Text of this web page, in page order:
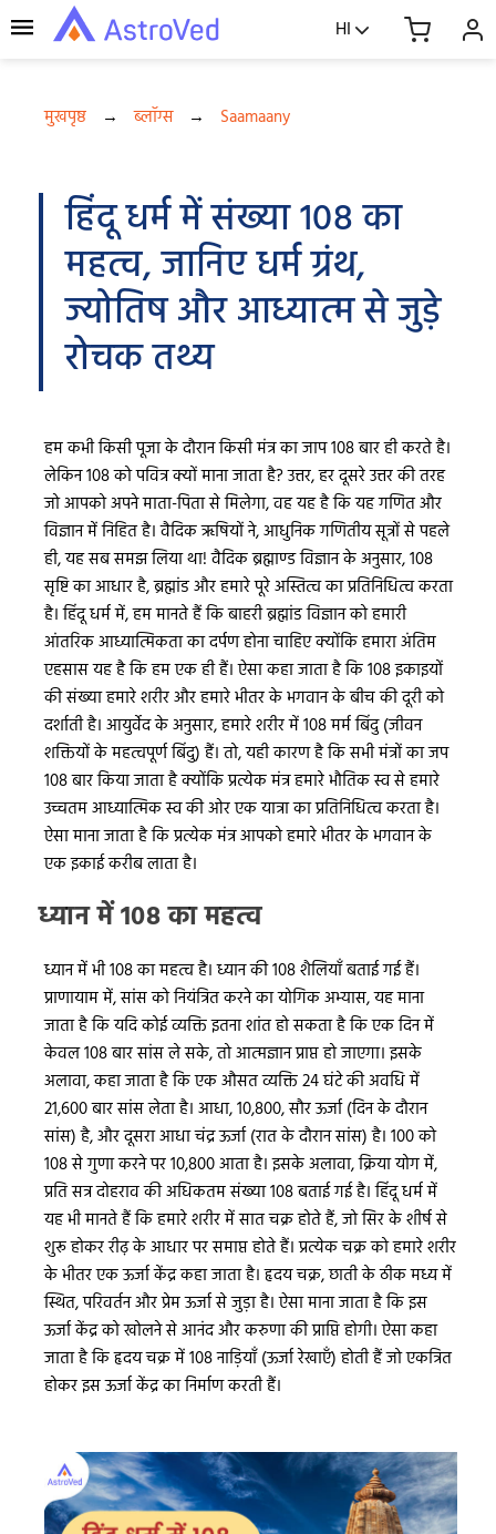
HI
मुखपृष्ठ → ब्लॉग्स → Saamaany
हिंदू धर्म में संख्या 108 का
महत्व, जानिए धर्म ग्रंथ,
ज्योतिष और आध्यात्म से जुड़े
रोचक तथ्य
हम कभी किसी पूजा के दौरान किसी मंत्र का जाप 108 बार ही करते है।
लेकिन 108 को पवित्र क्यों माना जाता है? उत्तर, हर दूसरे उत्तर की तरह
जो आपको अपने माता-पिता से मिलेगा, वह यह है कि यह गणित और
विज्ञान में निहित है। वैदिक ऋषियों ने, आधुनिक गणितीय सूत्रों से पहले
ही, यह सब समझ लिया था! वैदिक ब्रह्माण्ड विज्ञान के अनुसार, 108
सृष्टि का आधार है, ब्रह्मांड और हमारे पूरे अस्तित्व का प्रतिनिधित्व करता
है। हिंदू धर्म में, हम मानते हैं कि बाहरी ब्रह्मांड विज्ञान को हमारी
आंतरिक आध्यात्मिकता का दर्पण होना चाहिए क्योंकि हमारा अंतिम
एहसास यह है कि हम एक ही हैं। ऐसा कहा जाता है कि 108 इकाइयों
की संख्या हमारे शरीर और हमारे भीतर के भगवान के बीच की दूरी को
दर्शाती है। आयुर्वेद के अनुसार, हमारे शरीर में 108 मर्म बिंदु (जीवन
शक्तियों के महत्वपूर्ण बिंदु) हैं। तो, यही कारण है कि सभी मंत्रों का जप
108 बार किया जाता है क्योंकि प्रत्येक मंत्र हमारे भौतिक स्व से हमारे
उच्चतम आध्यात्मिक स्व की ओर एक यात्रा का प्रतिनिधित्व करता है।
ऐसा माना जाता है कि प्रत्येक मंत्र आपको हमारे भीतर के भगवान के
एक इकाई करीब लाता है।
ध्यान में 108 का महत्व
ध्यान में भी 108 का महत्व है। ध्यान की 108 शैलियाँ बताई गई हैं।
प्राणायाम में, सांस को नियंत्रित करने का योगिक अभ्यास, यह माना
जाता है कि यदि कोई व्यक्ति इतना शांत हो सकता है कि एक दिन में
केवल 108 बार सांस ले सके, तो आत्मज्ञान प्राप्त हो जाएगा। इसके
अलावा, कहा जाता है कि एक औसत व्यक्ति 24 घंटे की अवधि में
21,600 बार सांस लेता है। आधा, 10,800, सौर ऊर्जा (दिन के दौरान
सांस) है, और दूसरा आधा चंद्र ऊर्जा (रात के दौरान सांस) है। 100 को
108 से गुणा करने पर 10,800 आता है। इसके अलावा, क्रिया योग में,
प्रति सत्र दोहराव की अधिकतम संख्या 108 बताई गई है। हिंदू धर्म में
यह भी मानते हैं कि हमारे शरीर में सात चक्र होते हैं, जो सिर के शीर्ष से
शुरू होकर रीढ़ के आधार पर समाप्त होते हैं। प्रत्येक चक्र को हमारे शरीर
के भीतर एक ऊर्जा केंद्र कहा जाता है। हृदय चक्र, छाती के ठीक मध्य में
स्थित, परिवर्तन और प्रेम ऊर्जा से जुड़ा है। ऐसा माना जाता है कि इस
ऊर्जा केंद्र को खोलने से आनंद और करुणा की प्राप्ति होगी। ऐसा कहा
जाता है कि हृदय चक्र में 108 नाड़ियाँ (ऊर्जा रेखाएँ) होती हैं जो एकत्रित
होकर इस ऊर्जा केंद्र का निर्माण करती हैं।